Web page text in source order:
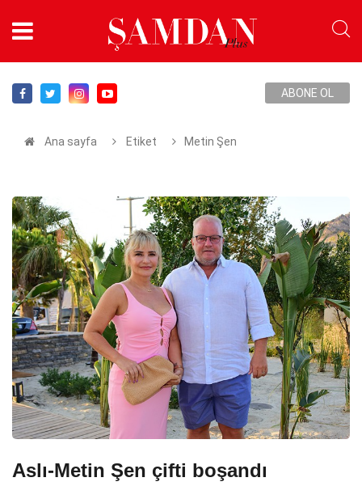
ABONE OL
Ana sayfa Etiket Metin Şen
Aslı-Metin Şen çifti boşandı